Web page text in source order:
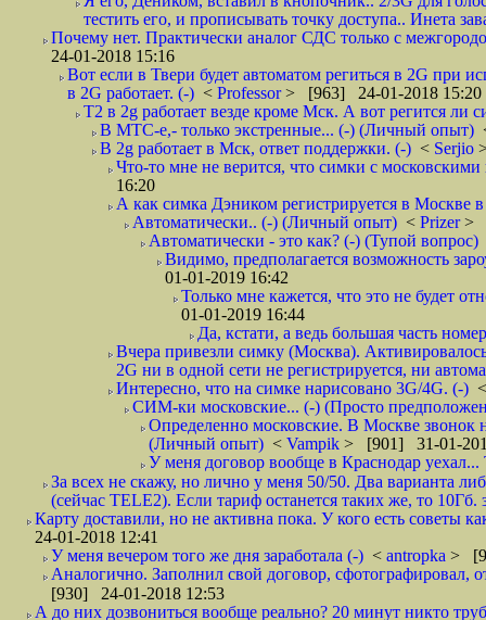
тестить его, и прописывать точку доступа.. Инета
Почему нет. Практически аналог СДС только с
24-01-2018 15:16
Вот если в Твери будет автоматом региться в 2G при
в 2G работает. (-) < Professor> [963] 24-01-2018 15:20
T2 в 2g работает везде кроме Мск. А вот регится
В МТС-е,- только экстренные... (-) (Личный опыт)
В 2g работает в Мск, ответ поддержки. (-) < Serjio
Что-то мне не верится, что симки с
16:20
А как симка Дэником регистрируется в Москве
Автоматически.. (-) (Личный опыт) < Prizer>
Автоматически - это как? (-) (Тупой вопрос)
Видимо, предполагается возможность
01-01-2019 16:42
Только мне кажется, что это не будет
01-01-2019 16:44
Да, кстати, а ведь большая часть
Вчера привезли симку (Москва).
2G ни в одной сети не регистрируется, ни
Интересно, что на симке нарисовано 3G/4G. (-)
СИМ-ки московские... (-) (Просто
Определенно московские. В Москве звонок
(Личный опыт) < Vampik > [901] 31-01-
У меня договор вообще в Краснодар
За всех не скажу, но лично у меня 50/50. Два варианта
(сейчас TELE2). Если тариф останется таких же, то
Карту доставили, но не активна пока. У кого есть советы
24-01-2018 12:41
У меня вечером того же дня заработала (-) < antropka >
Аналогично. Заполнил свой договор,
[930] 24-01-2018 12:53
А до них дозвониться вообще реально? 20 минут никто